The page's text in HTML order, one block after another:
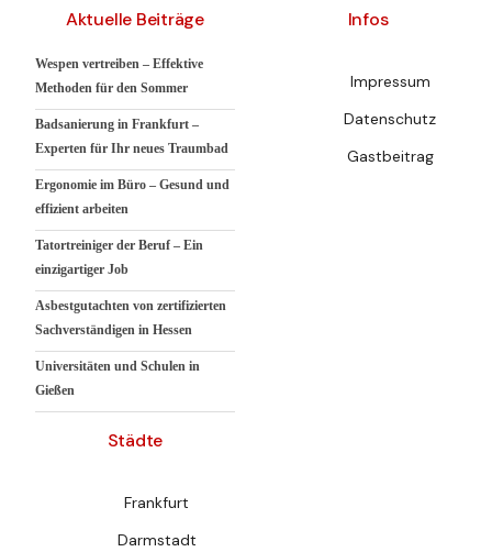
Aktuelle Beiträge
Wespen vertreiben – Effektive
Methoden für den Sommer
Badsanierung in Frankfurt –
Experten für Ihr neues Traumbad
Ergonomie im Büro – Gesund und
effizient arbeiten
Tatortreiniger der Beruf – Ein
einzigartiger Job
Asbestgutachten von zertifizierten
Sachverständigen in Hessen
Universitäten und Schulen in
Gießen
Infos
Impressum
Datenschutz
Gastbeitrag
Städte
Frankfurt
Darmstadt